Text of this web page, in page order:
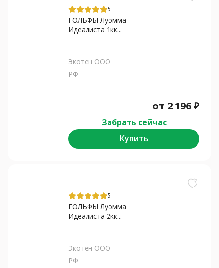
5
ГОЛЬФЫ Луомма
Идеалиста 1кк...
Экотен ООО
РФ
от 2 196₽
Забрать сейчас
Купить
5
ГОЛЬФЫ Луомма
Идеалиста 2кк...
Экотен ООО
РФ